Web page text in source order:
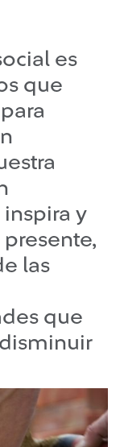
es
que
y
las
que